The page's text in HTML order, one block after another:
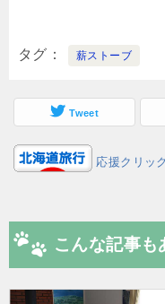
タグ 薪ストーブ
Tweet
応援クリッ
こんな記事も